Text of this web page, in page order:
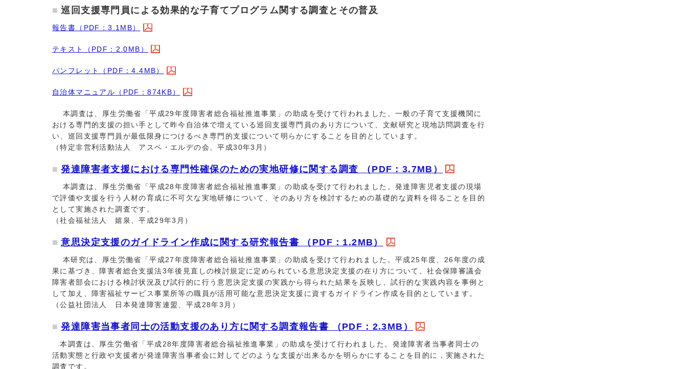
巡回支援専門員による効果的な子育てプログラム関する調査とその普及
報告書（PDF：3.1MB）
テキスト（PDF：2.0MB）
パンフレット（PDF：4.4MB）
自治体マニュアル（PDF：874KB）
本調査は、厚生労働省「平成29年度障害者総合福祉推進事業」の助成を受けて行われました。一般の子育て支援機関に
おける専門的支援の担い手として昨今自治体で増えている巡回支援専門員のあり方について、文献研究と現地訪問調査を行
い、巡回支援専門員が最低限身につけるべき専門的支援について明らかにすることを目的としています。
（特定非営利活動法人 アスペ・エルデの会、平成30年3月）
発達障害者支援における専門性確保のための実地研修に関する調査 （PDF：3.7MB）
本調査は、厚生労働省「平成28年度障害者総合福祉推進事業」の助成を受けて行われました。発達障害児者支援の現場
で評価や支援を行う人材の育成に不可欠な実地研修について、そのあり方を検討するための基礎的な資料を得ることを目的
として実施された調査です。
（社会福祉法人 嬉泉、平成29年3月）
意思決定支援のガイドライン作成に関する研究報告書 （PDF：1.2MB）
本研究は、厚生労働省「平成27年度障害者総合福祉推進事業」の助成を受けて行われました。平成25年度、26年度の成
果に基づき、障害者総合支援法3年後見直しの検討規定に定められている意思決定支援の在り方について、社会保障審議会
障害者部会における検討状況及び試行的に行う意思決定支援の実践から得られた結果を反映し、試行的な実践内容を事例と
して加え、障害福祉サービス事業所等の職員が活用可能な意思決定支援に資するガイドライン作成を目的としています。
（公益社団法人 日本発達障害連盟、平成28年3月）
発達障害当事者同士の活動支援のあり方に関する調査報告書 （PDF：2.3MB）
本調査は、厚生労働省「平成28年度障害者総合福祉推進事業」の助成を受けて行われました。発達障害者当事者同士の
活動実態と行政や支援者が発達障害当事者会に対してどのような支援が出来るかを明らかにすることを目的に，実施された
調査です。